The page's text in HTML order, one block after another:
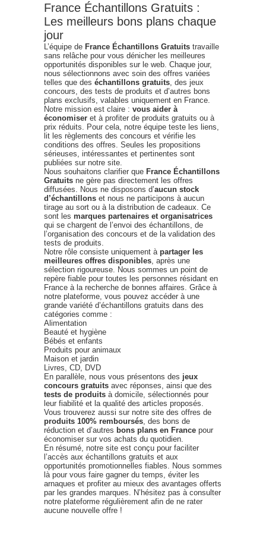
France Échantillons Gratuits :
Les meilleurs bons plans chaque
jour
L’équipe de France Échantillons Gratuits travaille
sans relâche pour vous dénicher les meilleures
opportunités disponibles sur le web. Chaque jour,
nous sélectionnons avec soin des offres variées
telles que des échantillons gratuits , des jeux
concours, des tests de produits et d’autres bons
plans exclusifs, valables uniquement en France.
Notre mission est claire : vous aider à
économiser et à profiter de produits gratuits ou à
prix réduits. Pour cela, notre équipe teste les liens,
lit les règlements des concours et vérifie les
conditions des offres. Seules les propositions
sérieuses, intéressantes et pertinentes sont
publiées sur notre site.
Nous souhaitons clarifier que France Échantillons
Gratuits ne gère pas directement les offres
diffusées. Nous ne disposons d’aucun stock
d’échantillons et nous ne participons à aucun
tirage au sort ou à la distribution de cadeaux. Ce
sont les marques partenaires et organisatrices
qui se chargent de l’envoi des échantillons, de
l’organisation des concours et de la validation des
tests de produits.
Notre rôle consiste uniquement à partager les
meilleures offres disponibles , après une
sélection rigoureuse. Nous sommes un point de
repère fiable pour toutes les personnes résidant en
France à la recherche de bonnes affaires. Grâce à
notre plateforme, vous pouvez accéder à une
grande variété d’échantillons gratuits dans des
catégories comme :
Alimentation
Beauté et hygiène
Bébés et enfants
Produits pour animaux
Maison et jardin
Livres, CD, DVD
En parallèle, nous vous présentons des jeux
concours gratuits avec réponses, ainsi que des
tests de produits à domicile, sélectionnés pour
leur fiabilité et la qualité des articles proposés.
Vous trouverez aussi sur notre site des offres de
produits 100% remboursés , des bons de
réduction et d’autres bons plans en France pour
économiser sur vos achats du quotidien.
En résumé, notre site est conçu pour faciliter
l’accès aux échantillons gratuits et aux
opportunités promotionnelles fiables. Nous sommes
là pour vous faire gagner du temps, éviter les
arnaques et profiter au mieux des avantages offerts
par les grandes marques. N’hésitez pas à consulter
notre plateforme régulièrement afin de ne rater
aucune nouvelle offre !